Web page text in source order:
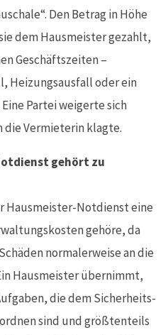
Den Betrag in Höhe
dem Hausmeister gezahlt,
Geschäftszeiten –
Heizungsausfall oder ein
Partei weigerte sich
die Vermieterin klagte.
gehört zu
Hausmeister-Notdienst eine
gehöre, da
normalerweise an die
Hausmeister übernimmt,
die dem Sicherheits-
sind und größtenteils